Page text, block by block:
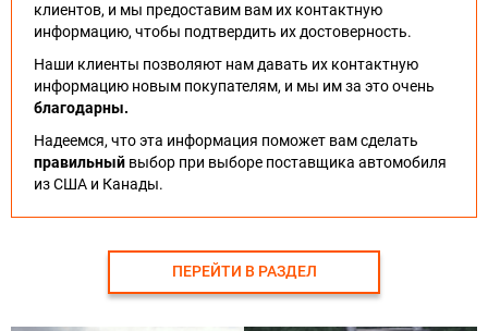
клиентов, и мы предоставим вам их контактную
информацию, чтобы подтвердить их достоверность.
Наши клиенты позволяют нам давать их контактную
информацию новым покупателям, и мы им за это очень
благодарны.
Надеемся, что эта информация поможет вам сделать
правильный выбор при выборе поставщика автомобиля
из США и Канады.
ПЕРЕЙТИ В РАЗДЕЛ